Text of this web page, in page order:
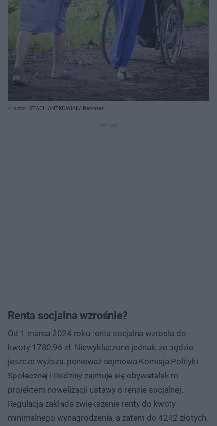
Autor: STACH ANTKOWIAK/ Reporter
Renta socjalna wzrośnie?
Od 1 marca 2024 roku renta socjalna wzrosła do
kwoty 1780,96 zł. Niewykluczone jednak, że będzie
jeszcze wyższa, ponieważ sejmowa Komisja Polityki
Społecznej i Rodziny zajmuje się obywatelskim
projektem nowelizacji ustawy o rencie socjalnej.
Regulacja zakłada zwiększenie renty do kwoty
minimalnego wynagrodzenia, a zatem do 4242 złotych,